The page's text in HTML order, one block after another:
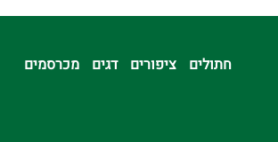
חתולים ציפורים דגים מכרסמים